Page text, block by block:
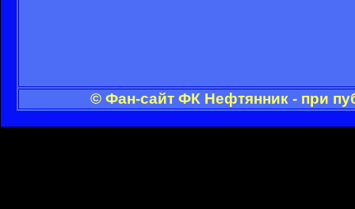
© Фан-сайт ФК Нефтянник - при